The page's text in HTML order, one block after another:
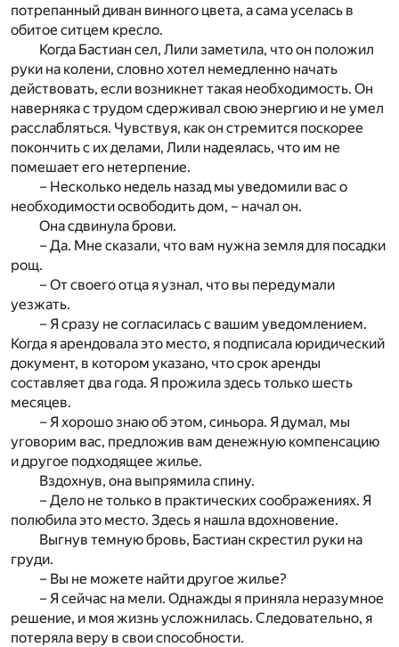
потрепанный диван винного цвета, а сама уселась в
обитое ситцем кресло.
Когда Бастиан сел, Лили заметила, что он положил
руки на колени, словно хотел немедленно начать
действовать, если возникнет такая необходимость. Он
наверняка с трудом сдерживал свою энергию и не умел
расслабляться. Чувствуя, как он стремится поскорее
покончить с их делами, Лили надеялась, что им не
помешает его нетерпение.
– Несколько недель назад мы уведомили вас о
необходимости освободить дом, – начал он.
Она сдвинула брови.
– Да. Мне сказали, что вам нужна земля для посадки
рощ.
– От своего отца я узнал, что вы передумали
уезжать.
– Я сразу не согласилась с вашим уведомлением.
Когда я арендовала это место, я подписала юридический
документ, в котором указано, что срок аренды
составляет два года. Я прожила здесь только шесть
месяцев.
– Я хорошо знаю об этом, синьора. Я думал, мы
уговорим вас, предложив вам денежную компенсацию
и другое подходящее жилье.
Вздохнув, она выпрямила спину.
– Дело не только в практических соображениях. Я
полюбила это место. Здесь я нашла вдохновение.
Выгнув темную бровь, Бастиан скрестил руки на
груди.
– Вы не можете найти другое жилье?
– Я сейчас на мели. Однажды я приняла неразумное
решение, и моя жизнь усложнилась. Следовательно, я
потеряла веру в свои способности.